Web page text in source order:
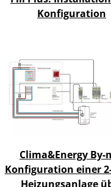
Konfiguration
Clima&Energy By-
Konfiguration einer
Heizungsanlage